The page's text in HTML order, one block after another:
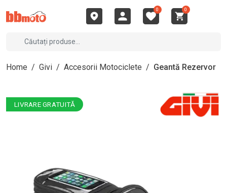
0 0
Home / Givi / Accesorii Motociclete / Geantă Rezervor
LIVRARE GRATUITĂ